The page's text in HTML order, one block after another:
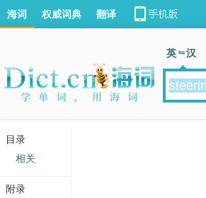
海词 权威词典 翻译
英 汉
目录
相关
附录